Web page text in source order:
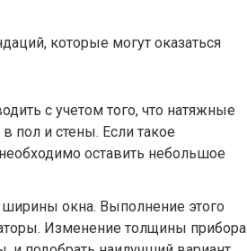
которые могут оказаться
с учетом того, что натяжные
пол и стены. Если такое
оставить небольшое
окна. Выполнение этого
Изменение толщины прибора